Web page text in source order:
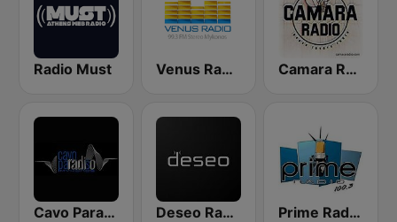
Radio Must Venus Radio Mykonos Camara Radio
Cavo Paradiso Radio Deseo Radio Prime Radio 100.3 FM